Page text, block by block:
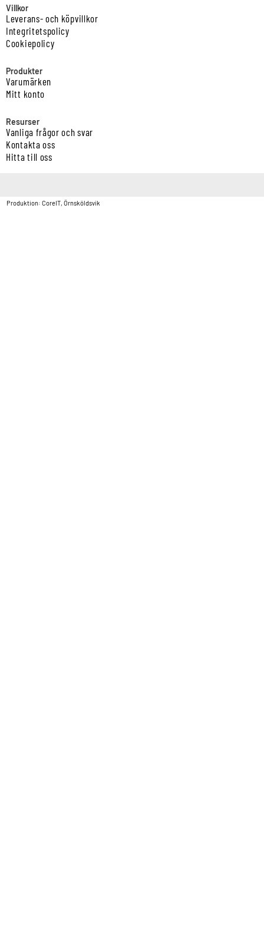
Villkor
Leverans- och köpvillkor
Integritetspolicy
Cookiepolicy
Produkter
Varumärken
Mitt konto
Resurser
Vanliga frågor och svar
Kontakta oss
Hitta till oss
Produktion: CoreIT, Örnsköldsvik